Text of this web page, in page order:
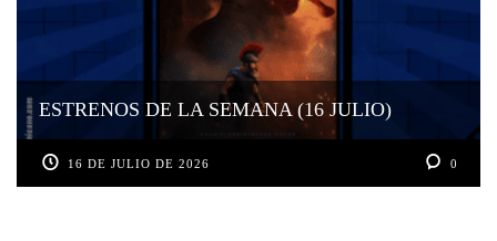
ESTRENOS DE LA SEMANA (16 JULIO)
16 DE JULIO DE 2026 0